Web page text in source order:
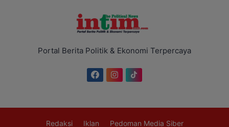
Portal Berita Politik & Ekonomi Terpercaya
Redaksi Iklan Pedoman Media Siber